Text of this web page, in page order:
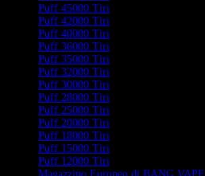
Puff 45000 Tiri
Puff 42000 Tiri
Puff 40000 Tiri
Puff 36000 Tiri
Puff 35000 Tiri
Puff 32000 Tiri
Puff 30000 Tiri
Puff 28000 Tiri
Puff 25000 Tiri
Puff 20000 Tiri
Puff 18000 Tiri
Puff 15000 Tiri
Puff 12000 Tiri